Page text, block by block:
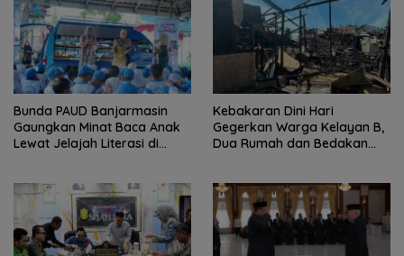
Bunda PAUD Banjarmasin
Gaungkan Minat Baca Anak
Lewat Jelajah Literasi di
Kebakaran Dini Hari
Gegerkan Warga Kelayan B,
Dua Rumah dan Bedakan